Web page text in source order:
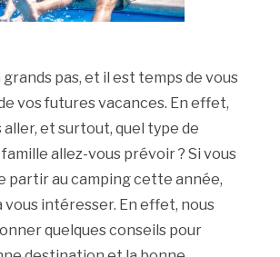
grands pas, et il est temps de vous
vos futures vacances. En effet,
aller, et surtout, quel type de
allez-vous prévoir ? Si vous
partir au camping cette année,
intéresser. En effet, nous
quelques conseils pour